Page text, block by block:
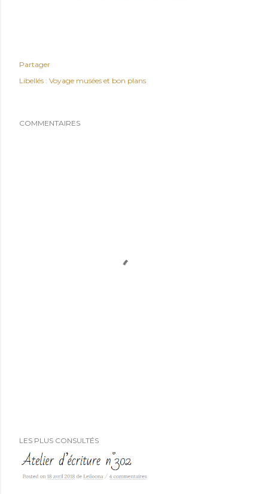
Partager
Libellés : Voyage musées et bon plans
COMMENTAIRES
LES PLUS CONSULTÉS